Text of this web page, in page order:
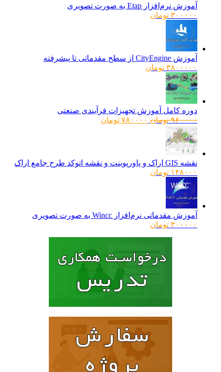
آموزش نرم‌افزار Etap به صورت تصویری
۳۰۰۰۰۰ تومان
آموزش CityEngine از سطح مقدماتی تا پیشرفته
۳۸۰۰۰۰۰ تومان
دوره کامل آموزش تجهیزات فرآیندی صنعتی
۹۶۰۰۰۰ تومانقیمت
۷۸۰۰۰۰ تومانقیمت
نقشه GIS اراک و پاورپوینت و نقشه اتوکد طرح جامع اراک
۱۴۸۰۰۰ تومان
آموزش مقدماتی نرم‌افزار Wincc به صورت تصویری
۳۰۰۰۰۰ تومان